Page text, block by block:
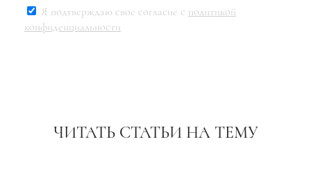
Я подтверждаю свое согласие с политикой
конфиденциальности
ЧИТАТЬ СТАТЬИ НА ТЕМУ